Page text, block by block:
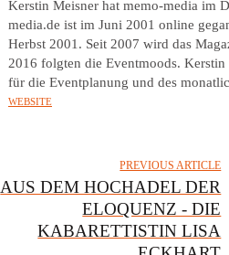
T
H
O
R
Kerstin Meisner hat memo-media im
media.de ist im Juni 2001 online
Herbst 2001. Seit 2007 wird das
2016 folgten die Eventmoods.
für die Eventplanung und des
WEBSITE
PREVIOUS ARTICLE
AUS DEM HOCHADEL DER
ELOQUENZ - DIE
KABARETTISTIN LISA